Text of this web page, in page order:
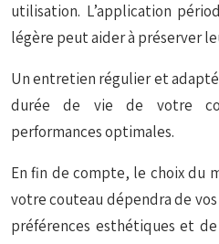
utilisation. L’application
légère peut aider à préserver
Un entretien régulier et
durée de vie de votre
performances optimales.
En fin de compte, le choix du
votre couteau dépendra de
préférences esthétiques et